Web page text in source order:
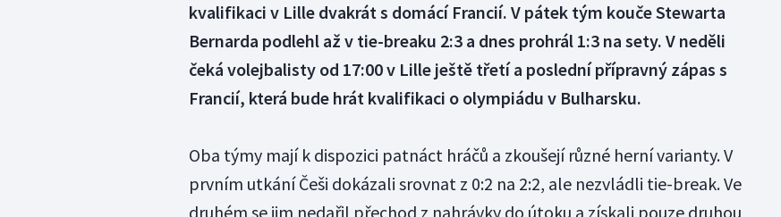
kvalifikaci v Lille dvakrát s domácí Francií. V pátek tým kouče Stewarta
Bernarda podlehl až v tie-breaku 2:3 a dnes prohrál 1:3 na sety. V neděli
čeká volejbalisty od 17:00 v Lille ještě třetí a poslední přípravný zápas s
Francií, která bude hrát kvalifikaci o olympiádu v Bulharsku.
Oba týmy mají k dispozici patnáct hráčů a zkoušejí různé herní varianty. V
prvním utkání Češi dokázali srovnat z 0:2 na 2:2, ale nezvládli tie-break. Ve
druhém se jim nedařil přechod z nahrávky do útoku a získali pouze druhou